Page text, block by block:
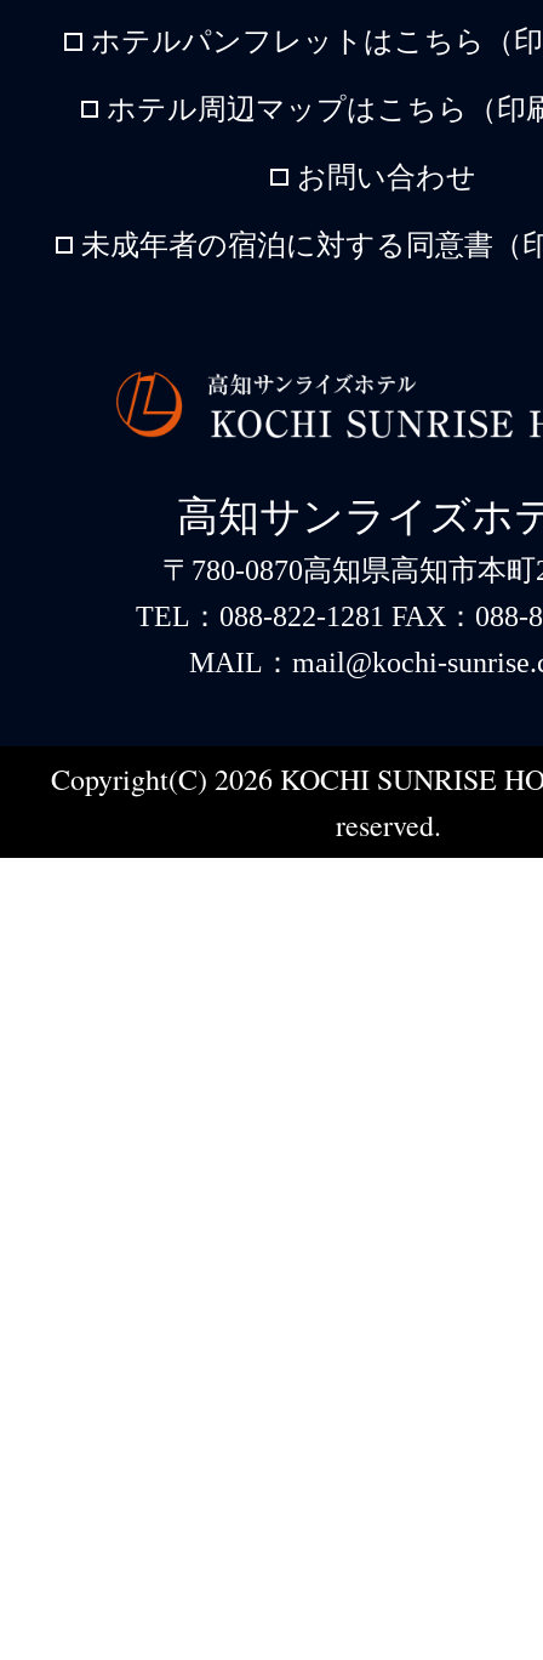
ホテルパンフレットはこちら（
ホテル周辺マップはこちら（印
お問い合わせ
未成年者の宿泊に対する同意書（
高知サンライズホ
〒780-0870高知県高知市本町
TEL：088-822-1281 FAX：088-
MAIL：mail@kochi-
Copyright(C) 2026 KOCHI SUNRISE
reserved.